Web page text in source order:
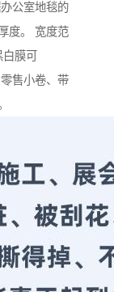
公室地毯的
度。 宽度范
膜可
售小卷、带